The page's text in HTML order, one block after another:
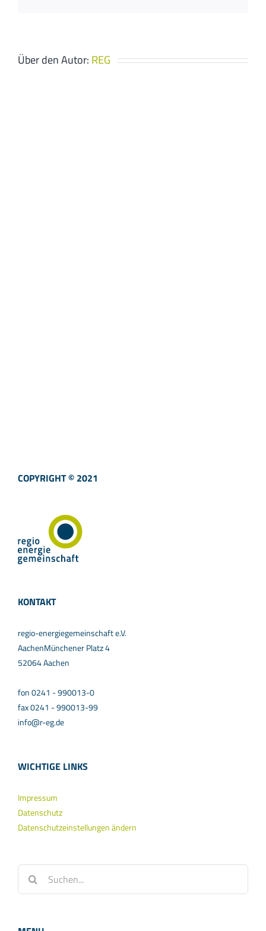
Über den Autor: REG
COPYRIGHT © 2021
KONTAKT
regio-energiegemeinschaft e.V.
AachenMünchener Platz 4
52064 Aachen
fon 0241 - 990013-0
fax 0241 - 990013-99
info@r-eg.de
WICHTIGE LINKS
Impressum
Datenschutz
Datenschutzeinstellungen ändern
nach: